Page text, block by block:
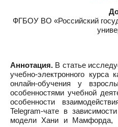
ФГБОУ ВО «Российский
Аннотация. В статье
учебно-электронного курса
онлайн-обучения у
особенностями учебной
особенности
Telegram-чате в
модели Хани и Мамфорда,